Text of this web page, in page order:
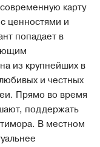
карту
ценностями и
попадает в
из крупнейших в
и честных
Прямо во время
поддержать
В местном